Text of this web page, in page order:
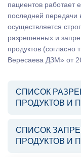
пациентов работает
последней
осуществляется
разрешенных и
продуктов
Вересаева ДЗМ» от
СПИСОК
ПРОДУКТОВ И
СПИСОК
ПРОДУКТОВ И